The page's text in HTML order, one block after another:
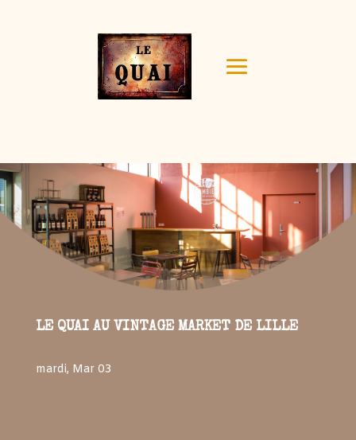
LE QUAI AU VINTAGE MARKET DE LILLE
mardi, Mar 03